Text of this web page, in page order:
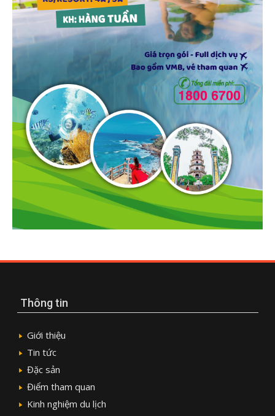
Thông tin
Giới thiệu
Tin tức
Đặc sản
Điểm tham quan
Kinh nghiệm du lịch